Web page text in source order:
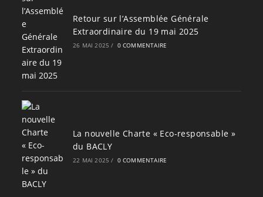
Retour sur l’Assemblée Générale
Extraordinaire du 19 mai 2025
26 MAI 2025 / 0 COMMENTAIRE
La nouvelle Charte « Eco-responsable »
du BACLY
22 MAI 2025 / 0 COMMENTAIRE